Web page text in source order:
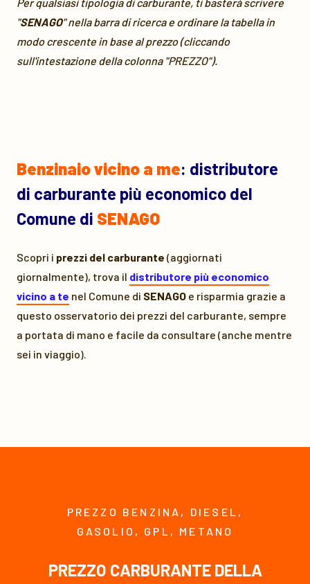
"SENAGO" nella barra di ricerca e ordinare la tabella in
modo crescente in base al prezzo (cliccando
sull'intestazione della colonna "PREZZO").
Benzinaio vicino a me: distributore
di carburante più economico del
Comune di SENAGO
Scopri i prezzi del carburante (aggiornati
giornalmente), trova il distributore più economico
vicino a te nel Comune di SENAGO e risparmia grazie a
questo osservatorio dei prezzi del carburante, sempre
a portata di mano e facile da consultare (anche mentre
sei in viaggio).
PREZZO BENZINA, DIESEL,
GASOLIO, GPL, METANO
PREZZO CARBURANTE DELLA